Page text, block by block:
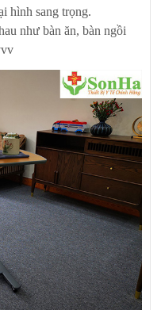
hình sang trọng.
như bàn ăn, bàn ngồi